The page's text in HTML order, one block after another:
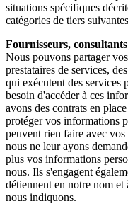
situations spécifiques
catégories de tiers
Fournisseurs,
Nous pouvons partager
prestataires de services,
qui exécutent des services
besoin d'accéder à ces
avons des contrats en
protéger vos informations
peuvent rien faire avec
nous ne leur ayons
plus vos informations
nous. Ils s'engagent
détiennent en notre nom et
nous indiquons.